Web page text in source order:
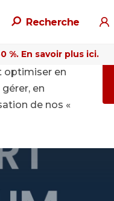
Recherche
En savoir plus ici.
optimiser en
en
de nos «